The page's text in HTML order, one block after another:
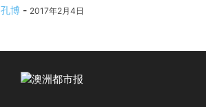
孔博 - 2017年2月4日